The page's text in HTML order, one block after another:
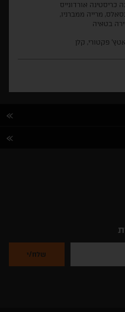
כריסטינה אורדונייס
מרייה ממברניו,
בטאיה
פקטורי, קלן